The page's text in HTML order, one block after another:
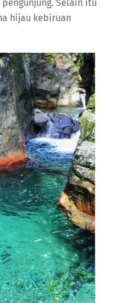
Selain itu
hijau kebiruan